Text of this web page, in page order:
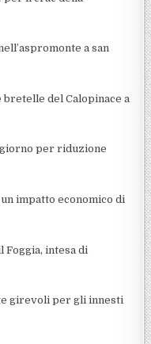
a san
del Calopinace a
per riduzione
impatto economico di
Foggia, intesa di
girevoli per gli innesti